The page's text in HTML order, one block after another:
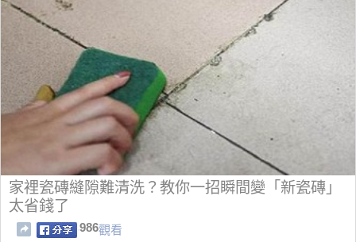
家裡瓷磚縫隙難清洗？教你一招瞬間變「新瓷磚」
太省錢了
986觀看